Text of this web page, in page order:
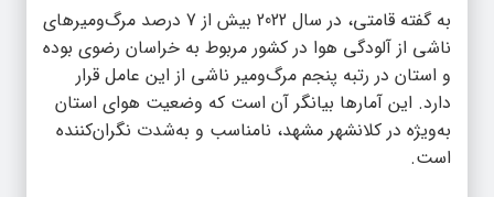
️به گفته قامتی، در سال 2022 بیش از 7 درصد مرگ‌ومیرهای
ناشی از آلودگی هوا در کشور مربوط به خراسان رضوی بوده
و استان در رتبه پنجم مرگ‌ومیر ناشی از این عامل قرار
دارد. این آمارها بیانگر آن است که وضعیت هوای استان
به‌ویژه در کلانشهر مشهد، نامناسب و به‌شدت نگران‌کننده
است. ️